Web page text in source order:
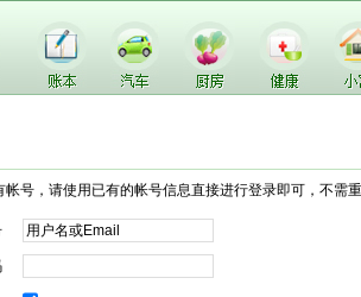
帐号，请使用已有的帐号信息直接进行登录即可，不需